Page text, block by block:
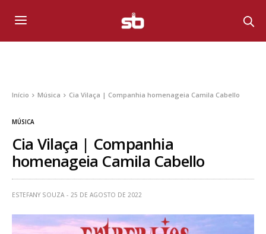
Início Música Cia Vilaça | Companhia homenageia Camila Cabello
MÚSICA
Cia Vilaça | Companhia
homenageia Camila Cabello
ESTEFANY SOUZA 25 DE AGOSTO DE 2022